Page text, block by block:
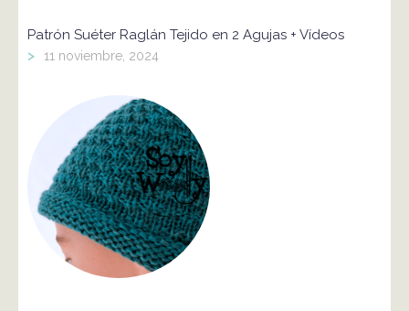
Patrón Suéter Raglán Tejido en 2 Agujas + Vídeos
> 11 noviembre, 2024